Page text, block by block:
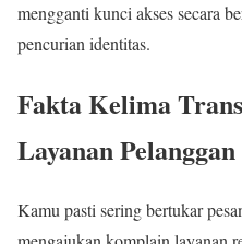
mengganti kunci akses secara
pencurian identitas.
Fakta Kelima
Layanan
Kamu pasti sering bertukar